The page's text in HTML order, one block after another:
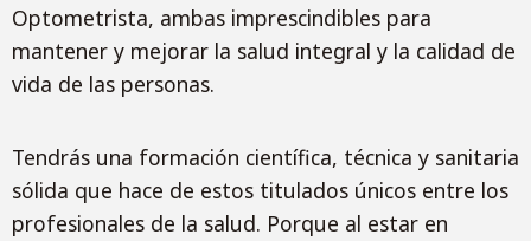
Optometrista, ambas imprescindibles para
mantener y mejorar la salud integral y la calidad de
vida de las personas.
Tendrás una formación científica, técnica y sanitaria
sólida que hace de estos titulados únicos entre los
profesionales de la salud. Porque al estar en